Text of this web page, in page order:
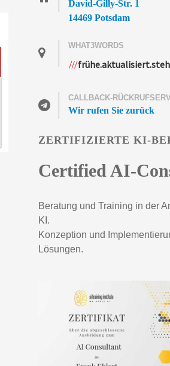
David-Gilly-Str. 1
14469 Potsdam
WHAT3WORDS
CALLBACK-
Wir rufen Sie zurück
ZERTIFIZIERTE KI-
Certified AI-
Beratung und Training in der
KI.
Konzeption und
Lösungen.